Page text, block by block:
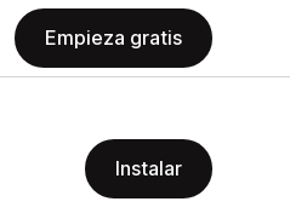
Empieza gratis
Instalar